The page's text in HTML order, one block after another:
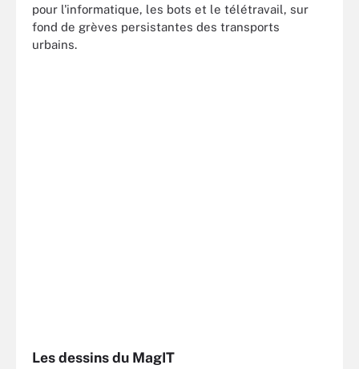
pour l'informatique, les bots et le télétravail, sur
fond de grèves persistantes des transports
urbains.
Les dessins du MagIT